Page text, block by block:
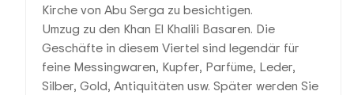
Kirche von Abu Serga zu besichtigen.
Umzug zu den Khan El Khalili Basaren. Die
Geschäfte in diesem Viertel sind legendär für
feine Messingwaren, Kupfer, Parfüme, Leder,
Silber, Gold, Antiquitäten usw. Später werden Sie